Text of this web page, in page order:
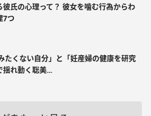
彼氏の心理って？ 彼女を噛む行為からわ
7つ
たくない自分」と「妊産婦の健康を研究
揺れ動く聡美...